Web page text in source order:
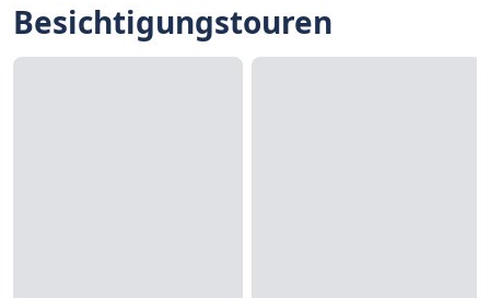
Besichtigungstouren